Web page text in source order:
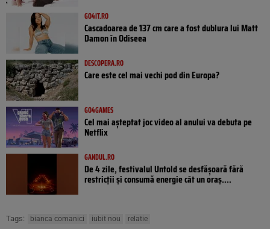
GO4IT.RO
Cascadoarea de 137 cm care a fost dublura lui Matt
Damon în Odiseea
DESCOPERA.RO
Care este cel mai vechi pod din Europa?
GO4GAMES
Cel mai așteptat joc video al anului va debuta pe
Netflix
GANDUL.RO
De 4 zile, festivalul Untold se desfășoară fără
restricții și consumă energie cât un oraș....
Tags: bianca comanici iubit nou relatie